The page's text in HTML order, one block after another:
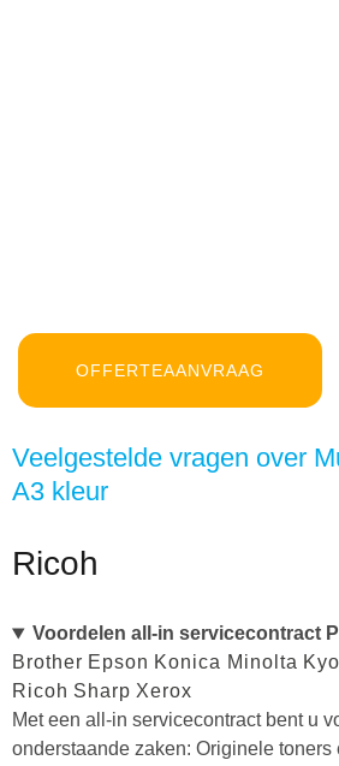
OFFERTEAANVRAAG
Veelgestelde vragen over
A3 kleur
Ricoh
Voordelen all-in servicecontract
Brother Epson Konica Minolta
Ricoh Sharp Xerox
Met een all-in servicecontract bent u
onderstaande zaken: Originele toners